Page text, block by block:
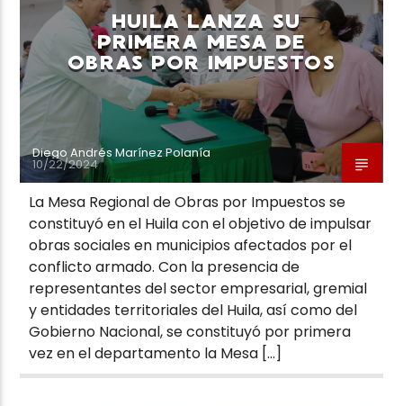
HUILA LANZA SU
PRIMERA MESA DE
OBRAS POR IMPUESTOS
Diego Andrés Marínez Polanía
10/22/2024
La Mesa Regional de Obras por Impuestos se
constituyó en el Huila con el objetivo de impulsar
obras sociales en municipios afectados por el
conflicto armado. Con la presencia de
representantes del sector empresarial, gremial
y entidades territoriales del Huila, así como del
Gobierno Nacional, se constituyó por primera
vez en el departamento la Mesa […]